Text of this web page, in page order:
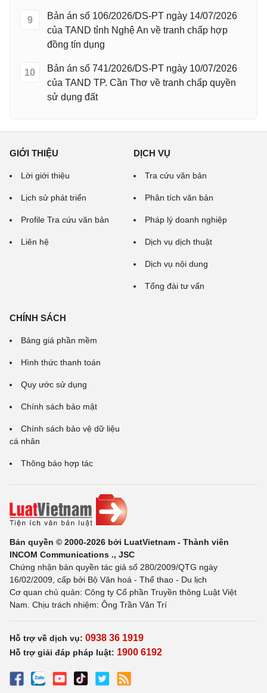
9
Bản án số 106/2026/DS-PT ngày 14/07/2026
của TAND tỉnh Nghệ An về tranh chấp hợp
đồng tín dụng
10
Bản án số 741/2026/DS-PT ngày 10/07/2026
của TAND TP. Cần Thơ về tranh chấp quyền
sử dụng đất
GIỚI THIỆU
Lời giới thiệu
Lịch sử phát triển
Profile Tra cứu văn bản
Liên hệ
DỊCH VỤ
Tra cứu văn bản
Phân tích văn bản
Pháp lý doanh nghiệp
Dịch vụ dịch thuật
Dịch vụ nội dung
Tổng đài tư vấn
CHÍNH SÁCH
Bảng giá phần mềm
Hình thức thanh toán
Quy ước sử dụng
Chính sách bảo mật
Chính sách bảo vệ dữ liệu
cá nhân
Thông báo hợp tác
Bản quyền © 2000-2026 bởi LuatVietnam - Thành viên
INCOM Communications ., JSC
Chứng nhận bản quyền tác giả số 280/2009/QTG ngày
16/02/2009, cấp bởi Bộ Văn hoá - Thể thao - Du lịch
Cơ quan chủ quản: Công ty Cổ phần Truyền thông Luật Việt
Nam. Chịu trách nhiệm: Ông Trần Văn Trí
Hỗ trợ về dịch vụ: 0938 36 1919
Hỗ trợ giải đáp pháp luật: 1900 6192